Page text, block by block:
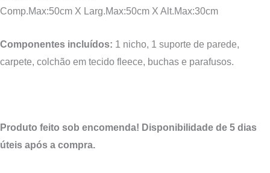
Comp.Max:50cm X Larg.Max:50cm X Alt.Max:30cm
Componentes incluídos: 1 nicho, 1 suporte de parede,
carpete, colchão em tecido fleece, buchas e parafusos.
Produto feito sob encomenda! Disponibilidade de 5 dias
úteis após a compra.